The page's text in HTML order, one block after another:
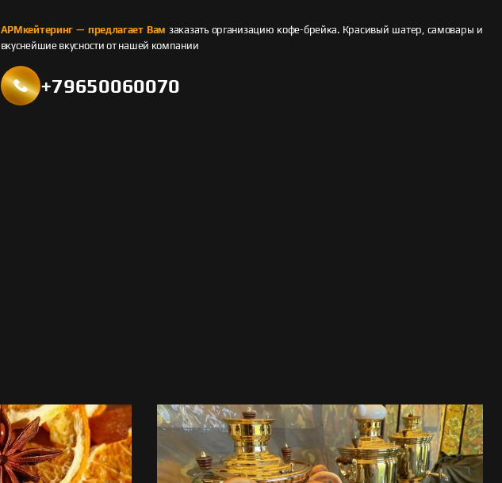
АРМкейтеринг — предлагает Вам заказать организацию кофе-брейка. Красивый шатер, самовары и
вкуснейшие вкусности от нашей компании
+79650060070